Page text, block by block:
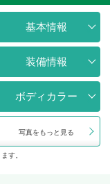
基本情報
装備情報
ボディカラー
写真をもっと見る
す。